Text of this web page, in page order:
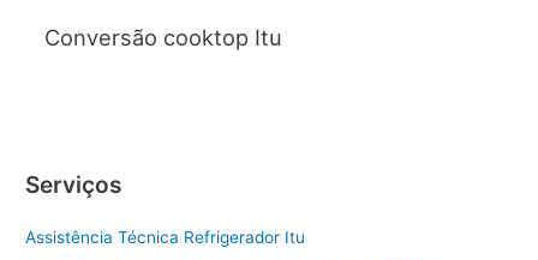
Conversão cooktop Itu
Serviços
Assistência Técnica Refrigerador Itu